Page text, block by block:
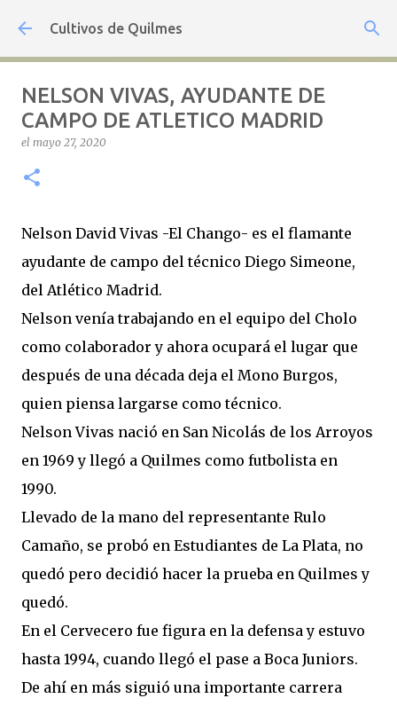
Ir al contenido principal
Cultivos de Quilmes
NELSON VIVAS, AYUDANTE DE
CAMPO DE ATLETICO MADRID
el mayo 27, 2020
Nelson David Vivas -El Chango- es el flamante
ayudante de campo del técnico Diego Simeone,
del Atlético Madrid.
Nelson venía trabajando en el equipo del Cholo
como colaborador y ahora ocupará el lugar que
después de una década deja el Mono Burgos,
quien piensa largarse como técnico.
Nelson Vivas nació en San Nicolás de los Arroyos
en 1969 y llegó a Quilmes como futbolista en
1990.
Llevado de la mano del representante Rulo
Camaño, se probó en Estudiantes de La Plata, no
quedó pero decidió hacer la prueba en Quilmes y
quedó.
En el Cervecero fue figura en la defensa y estuvo
hasta 1994, cuando llegó el pase a Boca Juniors.
De ahí en más siguió una importante carrera